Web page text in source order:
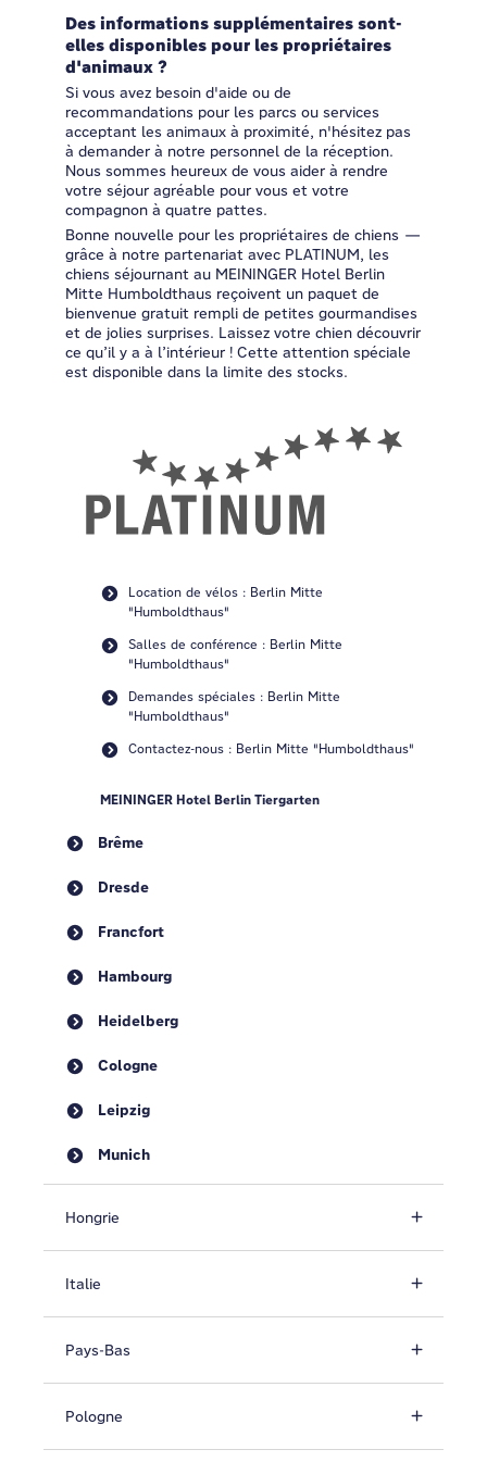
Des informations supplémentaires sont-
elles disponibles pour les propriétaires
d'animaux ?
Si vous avez besoin d'aide ou de
recommandations pour les parcs ou services
acceptant les animaux à proximité, n'hésitez pas
à demander à notre personnel de la réception.
Nous sommes heureux de vous aider à rendre
votre séjour agréable pour vous et votre
compagnon à quatre pattes.
Bonne nouvelle pour les propriétaires de chiens —
grâce à notre partenariat avec PLATINUM, les
chiens séjournant au MEININGER Hotel Berlin
Mitte Humboldthaus reçoivent un paquet de
bienvenue gratuit rempli de petites gourmandises
et de jolies surprises. Laissez votre chien découvrir
ce qu’il y a à l’intérieur ! Cette attention spéciale
est disponible dans la limite des stocks.
Location de vélos : Berlin Mitte
"Humboldthaus"
Salles de conférence : Berlin Mitte
"Humboldthaus"
Demandes spéciales : Berlin Mitte
"Humboldthaus"
Contactez-nous : Berlin Mitte "Humboldthaus"
MEININGER Hotel Berlin Tiergarten
Brême
Dresde
Francfort
Hambourg
Heidelberg
Cologne
Leipzig
Munich
Hongrie
Italie
Pays-Bas
Pologne